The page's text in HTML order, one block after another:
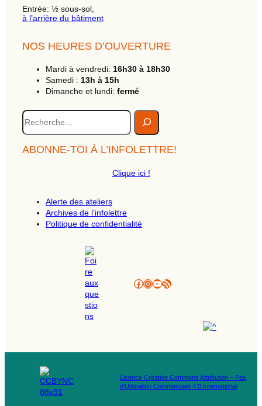
Entrée: ½ sous-sol,
à l’arrière du bâtiment
NOS HEURES D’OUVERTURE
Mardi à vendredi: 16h30 à 18h30
Samedi : 13h à 15h
Dimanche et lundi: fermé
R
e
c
h
ABONNE-TOI À L’INFOLETTRE!
Clique ici !
Alerte des ateliers
Archives de l’infolettre
Politique de confidentialité
Facebook InstagramYouTube Flux RSS
Licence Creative Commons Attribution – Pas
d’Utilisation Commerciale 4.0 International